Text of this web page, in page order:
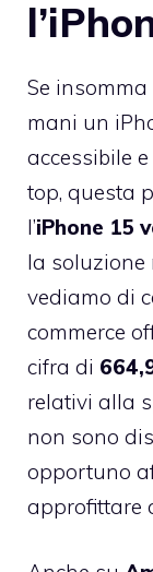
Se
mani un
accessibile
top, questa
l’iPhone 15
la soluzione
vediamo di
commerce
cifra di
relativi alla
non sono
opportuno
approfittare